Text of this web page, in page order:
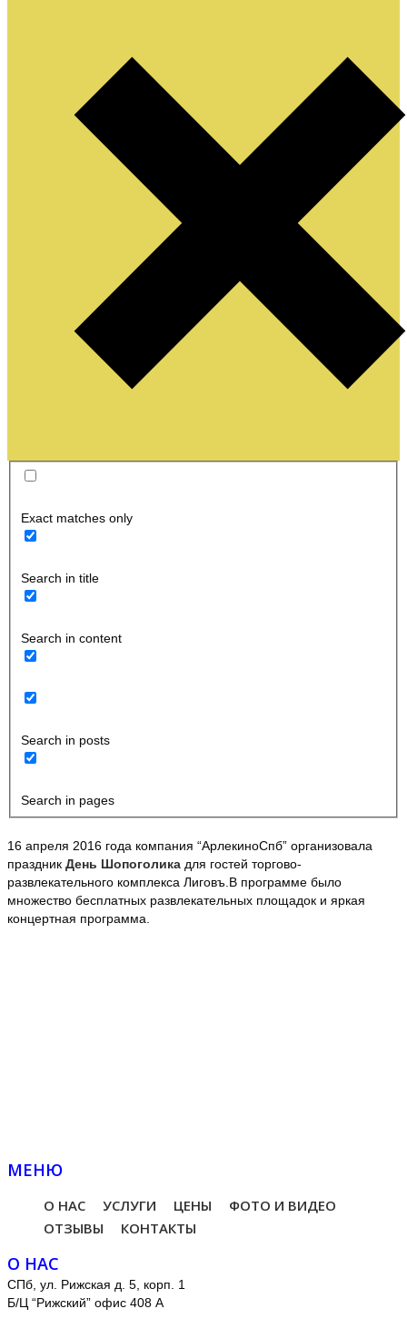
Exact matches only
Search in title
Search in content
Search in posts
Search in pages
16 апреля 2016 года компания “АрлекиноСпб” организовала
праздник День Шопоголика для гостей торгово-
развлекательного комплекса Лиговъ.В программе было
множество бесплатных развлекательных площадок и яркая
концертная программа.
МЕНЮ
О НАС УСЛУГИ ЦЕНЫ
ФОТО И ВИДЕО
ОТЗЫВЫ
КОНТАКТЫ
О НАС
СПб, ул. Рижская д. 5, корп. 1
Б/Ц “Рижский” офис 408 А